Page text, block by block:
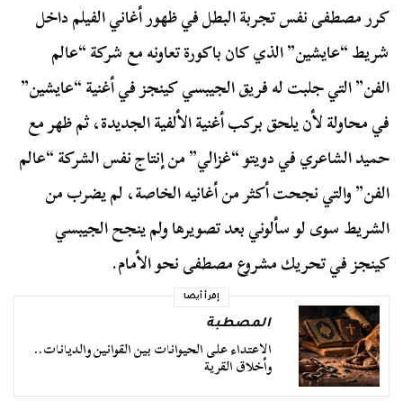
كرر مصطفى نفس تجربة البطل في ظهور أغاني الفيلم داخل
شريط “عايشين” الذي كان باكورة تعاونه مع شركة “عالم
الفن” التي جلبت له فريق الجيبسي كينجز في أغنية “عايشين”
في محاولة لأن يلحق بركب أغنية الألفية الجديدة، ثم ظهر مع
حميد الشاعري في دويتو “غزالي” من إنتاج نفس الشركة “عالم
الفن” والتي نجحت أكثر من أغانيه الخاصة، لم يضرب من
الشريط سوى لو سألوني بعد تصويرها ولم ينجح الجيبسي
كينجز في تحريك مشروع مصطفى نحو الأمام.
إقرأ أيضا
المصطبة
الاعتداء على الحيوانات بين القوانين والديانات..
وأخلاق القرية